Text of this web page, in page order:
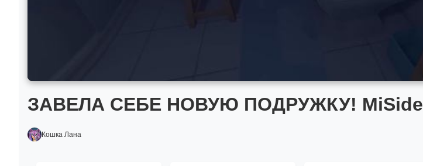
ЗАВЕЛА СЕБЕ НОВУЮ ПОДРУЖКУ! MiSide
Кошка Лана